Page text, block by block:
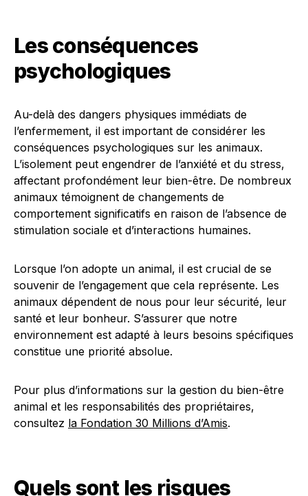
Les conséquences
psychologiques
Au-delà des dangers physiques immédiats de
l’enfermement, il est important de considérer les
conséquences psychologiques sur les animaux.
L’isolement peut engendrer de l’anxiété et du stress,
affectant profondément leur bien-être. De nombreux
animaux témoignent de changements de
comportement significatifs en raison de l’absence de
stimulation sociale et d’interactions humaines.
Lorsque l’on adopte un animal, il est crucial de se
souvenir de l’engagement que cela représente. Les
animaux dépendent de nous pour leur sécurité, leur
santé et leur bonheur. S’assurer que notre
environnement est adapté à leurs besoins spécifiques
constitue une priorité absolue.
Pour plus d’informations sur la gestion du bien-être
animal et les responsabilités des propriétaires,
consultez la Fondation 30 Millions d’Amis.
Quels sont les risques